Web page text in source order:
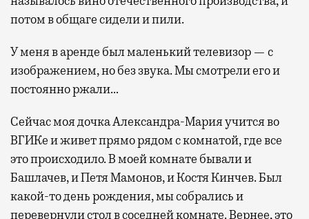
потом в общаге сидели и пили.
У меня в аренде был маленький телевизор — с
изображением, но без звука. Мы смотрели его и
постоянно ржали…
Сейчас моя дочка Александра-Мария учится во
ВГИКе и живет прямо рядом с комнатой, где все
это происходило. В моей комнате бывали и
Башлачев, и Петя Мамонов, и Костя Кинчев. Был
какой-то день рождения, мы собрались и
перевернули стол в соседней комнате. Вернее, это